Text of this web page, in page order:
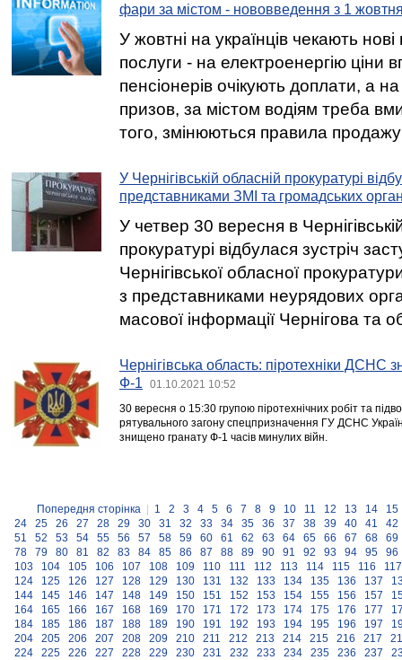
фари за містом - нововведення з 1
У жовтні на українців чекають
послуги - на електроенергію ціни
пенсіонерів очікують доплати, а на
призов, за містом водіям треба
того, змінюються правила
У Чернігівській обласній прокуратурі
представниками ЗМІ та громадських
У четвер 30 вересня в
прокуратурі відбулася зустріч
Чернігівської обласної
з представниками неурядових
масової інформації Чернігова та
Чернігівська область: піротехніки ДСНС
Ф-1
01.10.2021 10:52
30 вересня о 15:30 групою піротехнічних робіт та
рятувального загону спецпризначення ГУ ДСНС України
знищено гранату Ф-1 часів минулих війн.
Попередня сторінка 1 2 3 4 5 6 7 8 9 10 11 12 13 14
15
24
25 26 27 28 29 30 31 32 33 34 35 36 37 38 39 40 41
42
51
52 53 54 55 56 57 58 59 60 61 62 63 64 65 66 67 68
69
78
79 80 81 82 83 84 85 86 87 88 89 90 91 92 93 94 95
96
103
104 105 106 107 108 109 110 111 112 113 114 115 116
117
124
125 126 127 128 129 130 131 132 133 134 135 136 137
144
145 146 147 148 149 150 151 152 153 154 155 156 157
164
165 166 167 168 169 170 171 172 173 174 175 176 177
184
185 186 187 188 189 190 191 192 193 194 195 196 197
204
205 206 207 208 209 210 211 212 213 214 215 216 217
224
225 226 227 228 229 230 231 232 233 234 235 236 237